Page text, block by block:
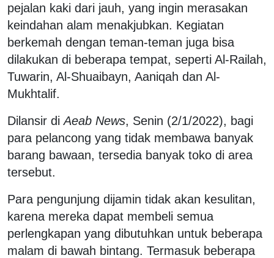
pejalan kaki dari jauh, yang ingin merasakan
keindahan alam menakjubkan. Kegiatan
berkemah dengan teman-teman juga bisa
dilakukan di beberapa tempat, seperti Al-Railah,
Tuwarin, Al-Shuaibayn, Aaniqah dan Al-
Mukhtalif.
Dilansir diAeab News, Senin (2/1/2022), bagi
para pelancong yang tidak membawa banyak
barang bawaan, tersedia banyak toko di area
tersebut.
Para pengunjung dijamin tidak akan kesulitan,
karena mereka dapat membeli semua
perlengkapan yang dibutuhkan untuk beberapa
malam di bawah bintang. Termasuk beberapa